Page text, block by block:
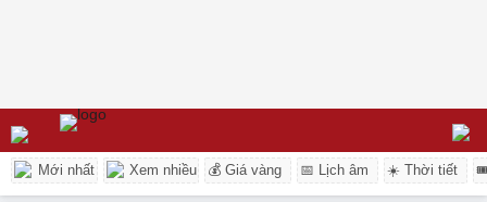
Mới nhất Xem nhiều 💰 Giá vàng 📅 Lịch âm ☀️ Thời tiết